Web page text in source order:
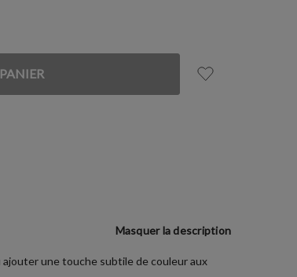
Masquer la description
ajouter une touche subtile de couleur aux